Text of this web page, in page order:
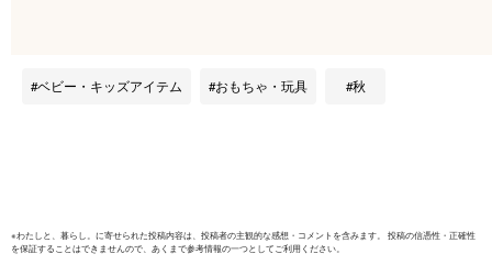
ベビー・キッズアイテム おもちゃ・玩具 秋
※わたしと、暮らし。 に寄せられた投稿内容は、投稿者の主観的な感想・コメントを含みます。 投稿の信憑性・正確性
を保証することはできませんので、あくまで参考情報の一つとしてご利用ください。